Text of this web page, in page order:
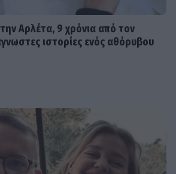
Αρλέτα, 9 χρόνια από τον
ιστορίες ενός αθόρυβου